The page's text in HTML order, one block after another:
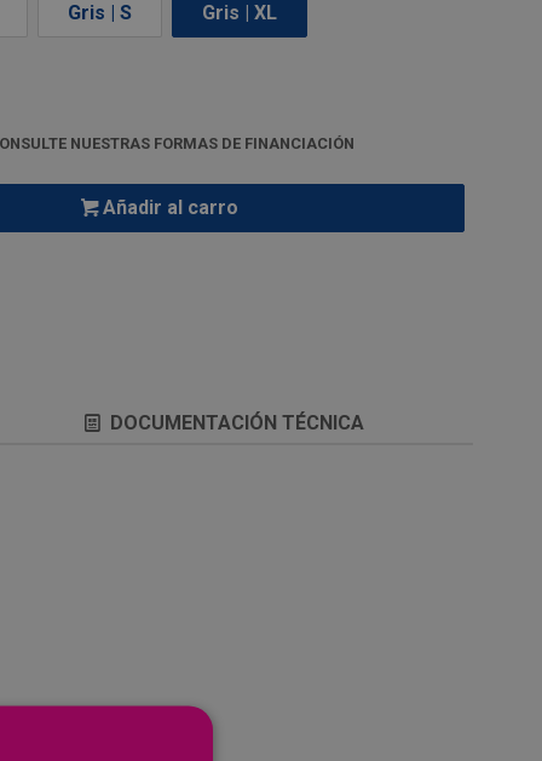
Gris | S Gris | XL
NUESTRAS FORMAS DE FINANCIACIÓN
Añadir al carro
DOCUMENTACIÓN TÉCNICA